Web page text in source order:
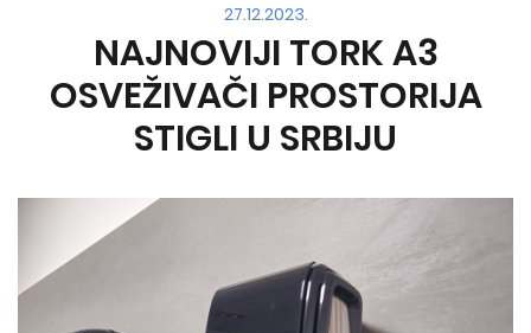
27.12.2023.
NAJNOVIJI TORK A3
OSVEŽIVAČI PROSTORIJA
STIGLI U SRBIJU